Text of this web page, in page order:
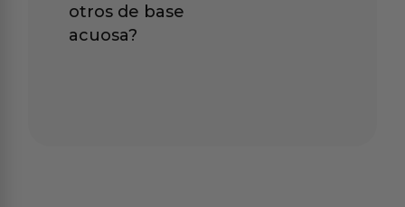
otros de base
acuosa?